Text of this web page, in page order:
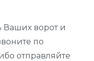
Ваших ворот и
по
отправляйте